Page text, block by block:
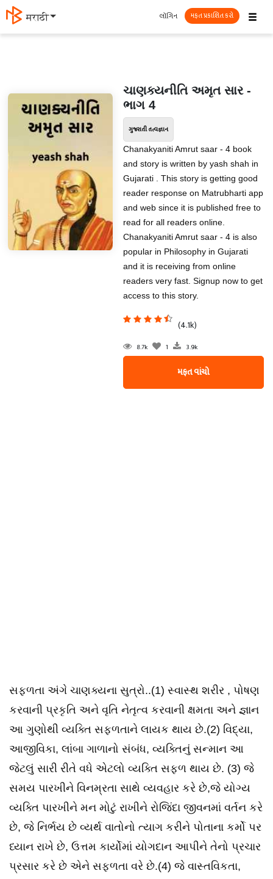
मराठी ☰
લૉગિન મફત પ્રકાશિત કરો
ચાણક્યનીતિ અમૃત સાર -
ભાગ 4
ગુજરાતી તત્વજ્ઞાન
Chanakyaniti Amrut saar - 4 book
and story is written by yash shah in
Gujarati . This story is getting good
reader response on Matrubharti app
and web since it is published free to
read for all readers online.
Chanakyaniti Amrut saar - 4 is also
popular in Philosophy in Gujarati
and it is receiving from online
readers very fast. Signup now to get
access to this story.
(4.1k)
8.7k 1 3.9k
મફત વાંચો
સફળતા અંગે ચાણક્યના સુત્રો..(1) સ્વાસ્થ શરીર , પોષણ
કરવાની પ્રકૃતિ અને વૃતિ નેતૃત્વ કરવાની ક્ષમતા અને જ્ઞાન
આ ગુણોથી વ્યક્તિ સફળતાને લાયક થાય છે.(2) વિદ્યા,
આજીવિકા, લાંબા ગાળાનો સંબંધ, વ્યક્તિનું સન્માન આ
જેટલું સારી રીતે વધે એટલો વ્યક્તિ સફળ થાય છે. (3) જે
સમય પારખીને વિનમ્રતા સાથે વ્યવહાર કરે છે,જે યોગ્ય
વ્યક્તિ પારખીને મન મોટું રાખીને રોજિંદા જીવનમાં વર્તન કરે
છે, જે નિર્ભય છે વ્યર્થ વાતોનો ત્યાગ કરીને પોતાના કર્મો પર
ધ્યાન રાખે છે, ઉત્તમ કાર્યોમાં યોગદાન આપીને તેનો પ્રચાર
પ્રસાર કરે છે એને સફળતા વરે છે.(4) જે વાસ્તવિકતા,